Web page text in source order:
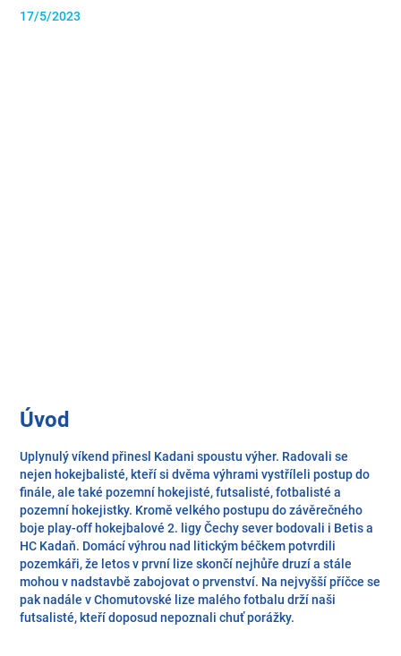
17/5/2023
Úvod
Uplynulý víkend přinesl Kadani spoustu výher. Radovali se
nejen hokejbalisté, kteří si dvěma výhrami vystříleli postup do
finále, ale také pozemní hokejisté, futsalisté, fotbalisté a
pozemní hokejistky. Kromě velkého postupu do závěrečného
boje play-off hokejbalové 2. ligy Čechy sever bodovali i Betis a
HC Kadaň. Domácí výhrou nad litickým béčkem potvrdili
pozemkáři, že letos v první lize skončí nejhůře druzí a stále
mohou v nadstavbě zabojovat o prvenství. Na nejvyšší příčce se
pak nadále v Chomutovské lize malého fotbalu drží naši
futsalisté, kteří doposud nepoznali chuť porážky.